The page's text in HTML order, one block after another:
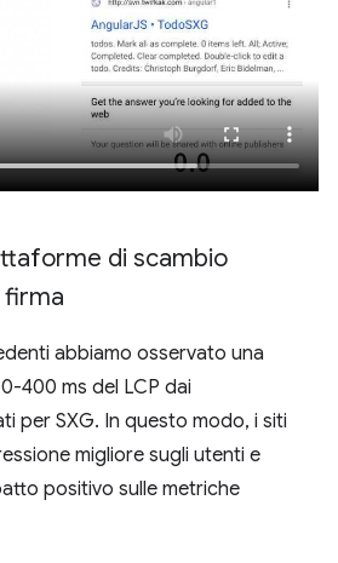
di scambio
firma
abbiamo osservato una
400 ms del LCP dai
per SXG. In questo modo, i siti
migliore sugli utenti e
positivo sulle metriche